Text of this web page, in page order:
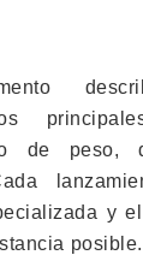
de peso,
y